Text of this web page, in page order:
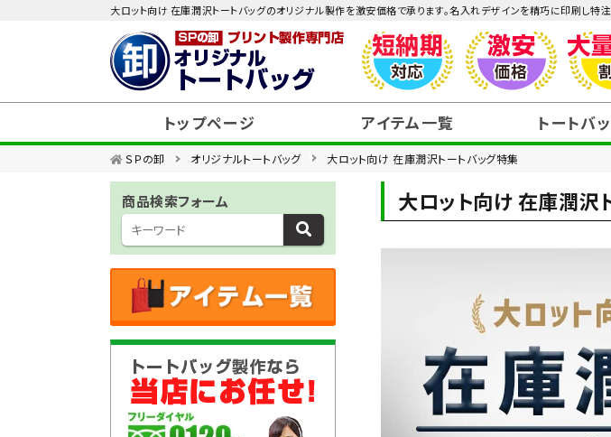
大ロット向け 在庫潤沢トートバッグのオリジナル製作を激安価格で承ります。名入れデザインを精巧に印刷し特注
トップページ アイテム一覧 トートバ
価格帯から選ぶ
素材から選ぶ
種類から選ぶ
用途から選ぶ
特集から選ぶ
サイズから選ぶ
～99円
見積り
ＳＰの卸 オリジナルトートバッグ 大ロット向け 在庫潤沢トートバッグ特集
大ロット向け 在庫潤沢
商品検索フォーム